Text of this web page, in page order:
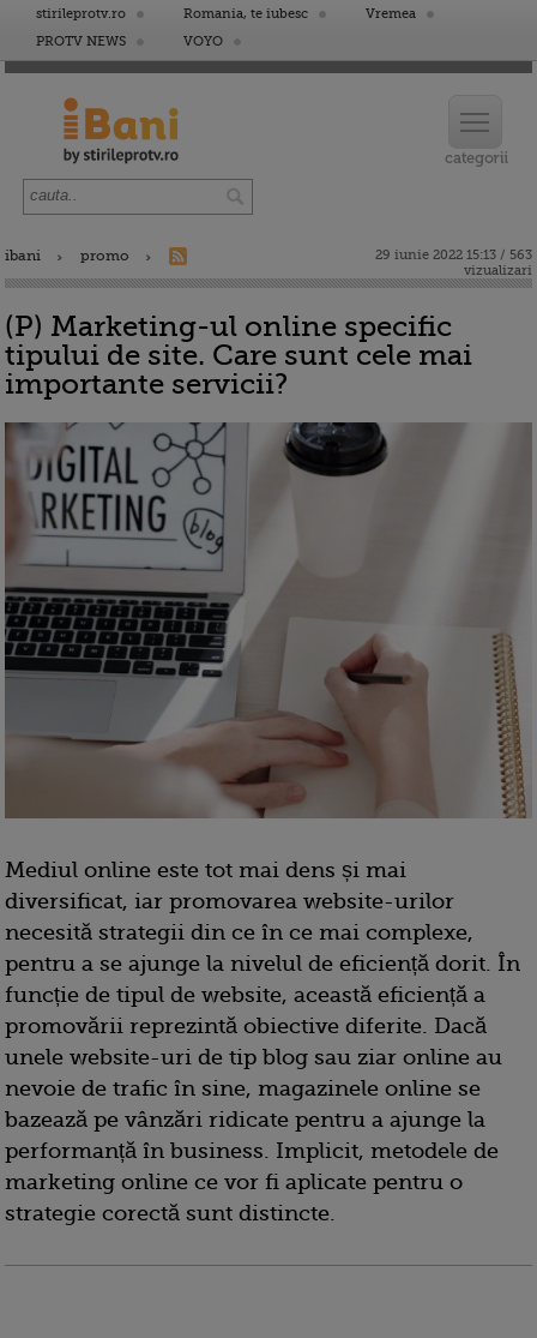
stirileprotv.ro Romania, te iubesc
Vremea
PROTV NEWS
VOYO
ibani promo
29 iunie 2022 15:13 / 563
vizualizari
(P) Marketing-ul online specific
tipului de site. Care sunt cele mai
importante servicii?
Mediul online este tot mai dens și mai
diversificat, iar promovarea website-urilor
necesită strategii din ce în ce mai complexe,
pentru a se ajunge la nivelul de eficiență dorit. În
funcție de tipul de website, această eficiență a
promovării reprezintă obiective diferite. Dacă
unele website-uri de tip blog sau ziar online au
nevoie de trafic în sine, magazinele online se
bazează pe vânzări ridicate pentru a ajunge la
performanță în business. Implicit, metodele de
marketing online ce vor fi aplicate pentru o
strategie corectă sunt distincte.